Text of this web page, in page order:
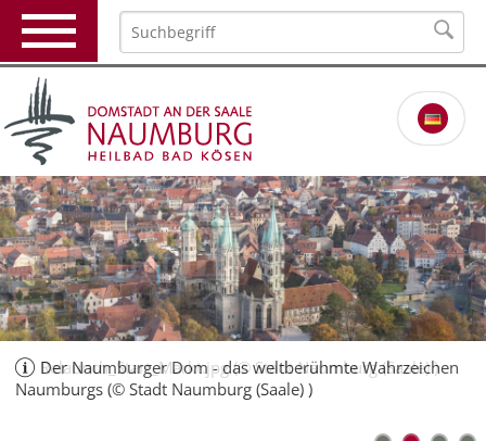
Der Naumburger Dom - das weltberühmte Wahrzeichen
Naumburgs (© Stadt Naumburg (Saale) )
Relaunch_Start_Markt.jpg (© Stadt Naumburg (Saale) )